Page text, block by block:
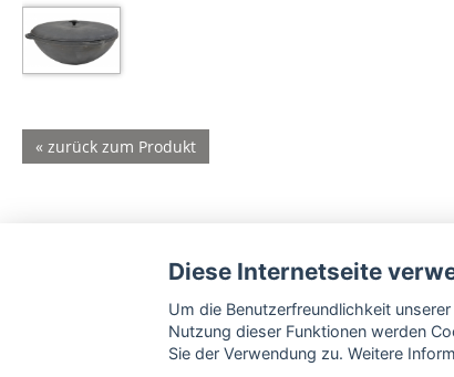
« zurück zum Produkt
Diese Internetseite
Um die Benutzerfreundlichkeit
Nutzung dieser Funktionen werden
Sie der Verwendung zu. Weitere